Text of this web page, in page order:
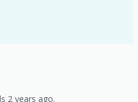
2 years ago.